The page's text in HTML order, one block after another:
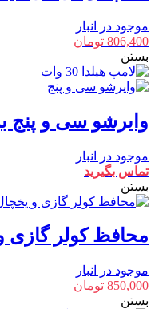
موجود در انبار
806,400 تومان
بستن
وایرشو سی و پنج
موجود در انبار
تماس بگیرید
بستن
محافظ کولر گازی
موجود در انبار
850,000 تومان
بستن